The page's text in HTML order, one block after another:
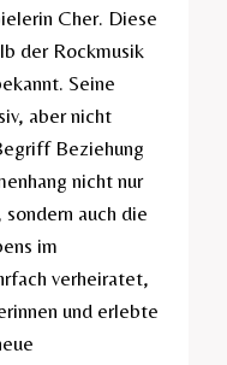
Cher. Diese
der Rockmusik
Seine
aber nicht
Beziehung
nicht nur
auch die
im
verheiratet,
und erlebte